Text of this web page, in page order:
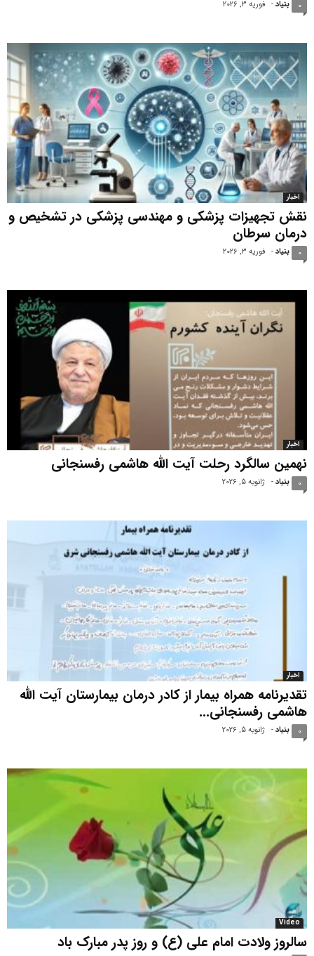
بنیاد - فوریه 3, 2026 0
اخبار
نقش تجهیزات پزشکی و مهندسی پزشکی در تشخیص و
درمان سرطان
بنیاد - فوریه 3, 2026 0
اخبار
نهمین سالگرد رحلت آیت الله هاشمی رفسنجانی
بنیاد - ژانویه 5, 2026 0
اخبار
تقدیرنامه همراه بیمار از کادر درمان بیمارستان آیت الله
هاشمی رفسنجانی...
بنیاد - ژانویه 5, 2026 0
Video
سالروز ولادت امام علی (ع) و روز پدر مبارک باد